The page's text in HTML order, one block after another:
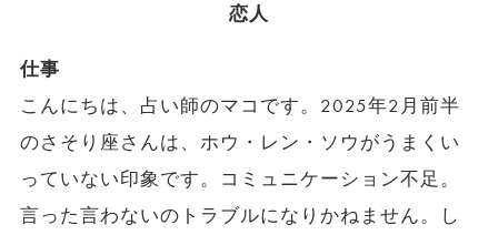
恋人
仕事
こんにちは、占い師のマコです。2025年2月前半
のさそり座さんは、ホウ・レン・ソウがうまくい
っていない印象です。コミュニケーション不足。
言った言わないのトラブルになりかねません。し